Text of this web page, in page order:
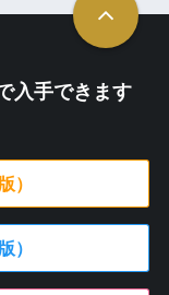
入手できます
）
）